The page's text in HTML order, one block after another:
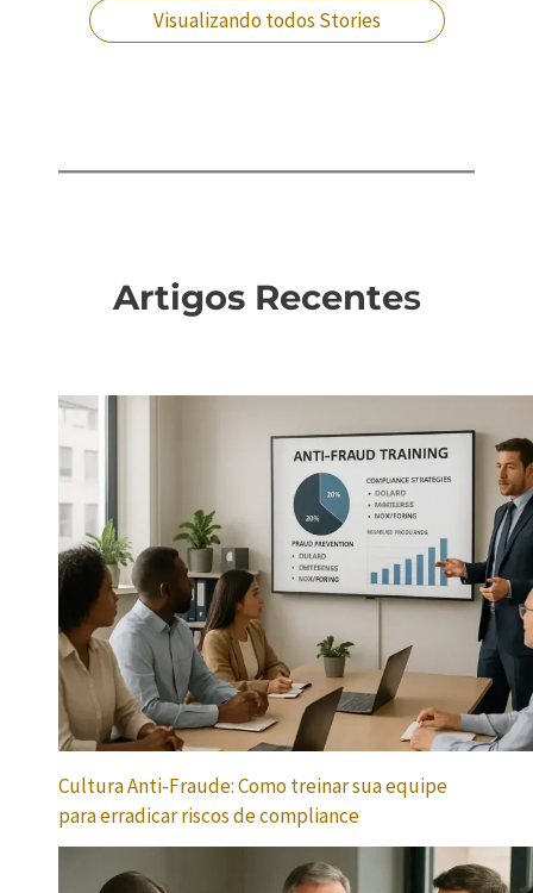
Visualizando todos Stories
Artigos Recentes
Cultura Anti-Fraude: Como treinar sua equipe
para erradicar riscos de compliance